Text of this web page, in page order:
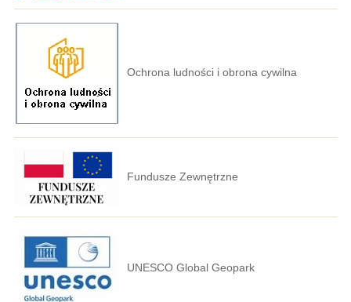
Ochrona ludności i obrona cywilna
Fundusze Zewnętrzne
UNESCO Global Geopark